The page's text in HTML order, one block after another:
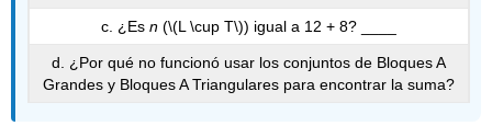
c. ¿Es n(\(L \cup T\)) igual a 12 + 8? ____
d. ¿Por qué no funcionó usar los conjuntos de Bloques A
Grandes y Bloques A Triangulares para encontrar la suma?